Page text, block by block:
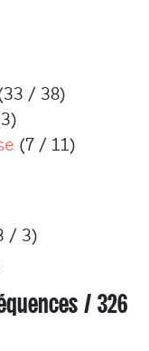
/ 38)
(7 / 11)
/ 3)
/ 326